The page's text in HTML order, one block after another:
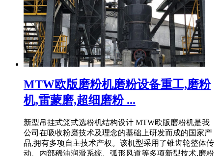
MTW欧版磨粉机磨粉设备重工,磨粉
机,雷蒙磨,超细磨粉 ...
新型吊挂式笼式选粉机结构设计 MTW欧版磨粉机是我
公司在吸收粉磨技术及理念的基础上研发而成的国家产
品,拥有多项自主技术产权。该机型采用了锥齿轮整体传
动、内部稀油润滑系统、弧形风道等多项新型技术,磨粉